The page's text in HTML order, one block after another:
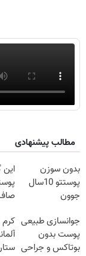
مطالب پیشنهادی
بدون سوزن
پوستتو 10سال
جوون
پاییزی
این
جوانسازی طبیعی
پوست بدون
بوتاکس و جراحی
کرم